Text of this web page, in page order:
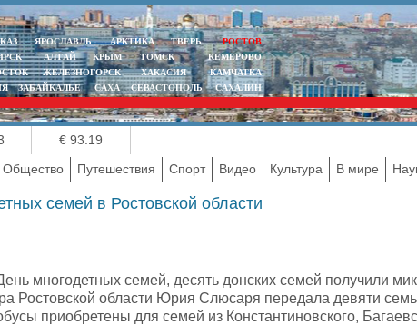
ЯРОСЛАВЛЬ АРКТИКА ТВЕРЬ
РОСТОВ
АЛТАЙ КРЫМ ТОМСК
КЕМЕРОВО
ЖЕЛЕЗНОГОРСК ХАКАСИЯ
КАМЧАТКА
ЗАБАЙКАЛЬЕ САХА СЕВАСТОПОЛЬ САХАЛИН
€ 93.19
Общество Путешествия Спорт Видео Культура В мире
семей в Ростовской области
многодетных семей, десять донских семей получили
Ростовской области Юрия Слюсаря передала девяти
приобретены для семей из Константиновского,